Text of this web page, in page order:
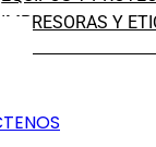
IMPRESORAS Y